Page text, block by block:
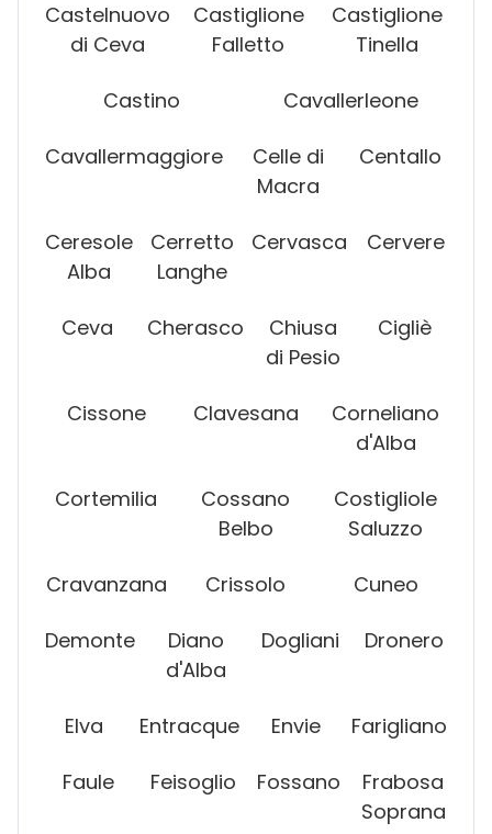
Castelnuovo
di Ceva
Castiglione
Falletto
Castiglione
Tinella
Castino Cavallerleone
Cavallermaggiore
Celle di
Macra
Centallo
Ceresole
Alba
Cerretto
Langhe
Cervasca Cervere
Ceva Cherasco
Chiusa
di Pesio
Cigliè
Cissone Clavesana
Corneliano
d'Alba
Cortemilia
Cossano
Belbo
Costigliole
Saluzzo
Cravanzana Crissolo Cuneo
Demonte
Diano
d'Alba
Dogliani Dronero
Elva Entracque Envie Farigliano
Faule Feisoglio Fossano
Frabosa
Soprana